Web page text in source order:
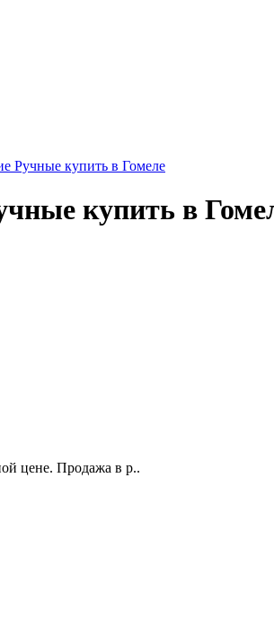
Ручные купить в Гомеле
купить в
цене. Продажа в р..